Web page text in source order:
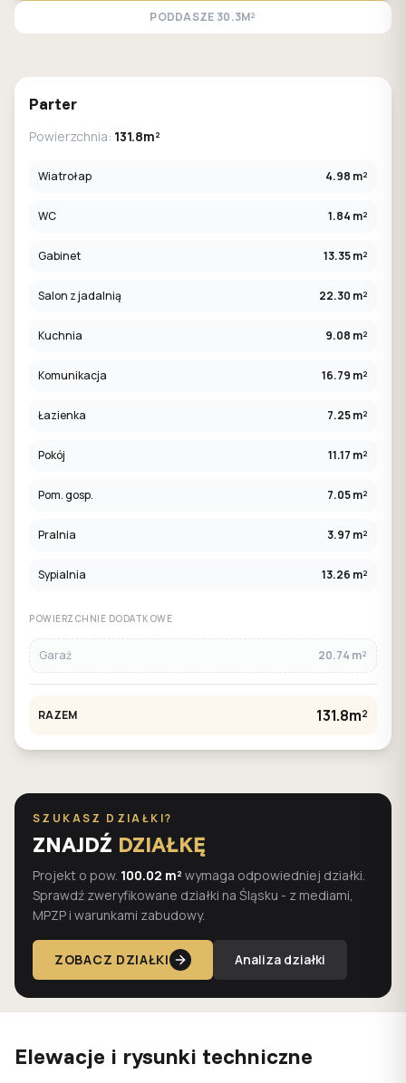
PODDASZE 30.3M²
Parter
Powierzchnia: 131.8m²
Wiatrołap 4.98 m²
WC 1.84 m²
Gabinet 13.35 m²
Salon z jadalnią 22.30 m²
Kuchnia 9.08 m²
Komunikacja 16.79 m²
Łazienka 7.25 m²
Pokój 11.17 m²
Pom. gosp. 7.05 m²
Pralnia 3.97 m²
Sypialnia 13.26 m²
POWIERZCHNIE DODATKOWE
Garaż 20.74 m²
RAZEM 131.8m²
SZUKASZ DZIAŁKI?
ZNAJDŹ DZIAŁKĘ
Projekt o pow. 100.02 m² wymaga odpowiedniej działki.
Sprawdź zweryfikowane działki na Śląsku - z mediami,
MPZP i warunkami zabudowy.
ZOBACZ DZIAŁKI Analiza działki
Elewacje i rysunki techniczne